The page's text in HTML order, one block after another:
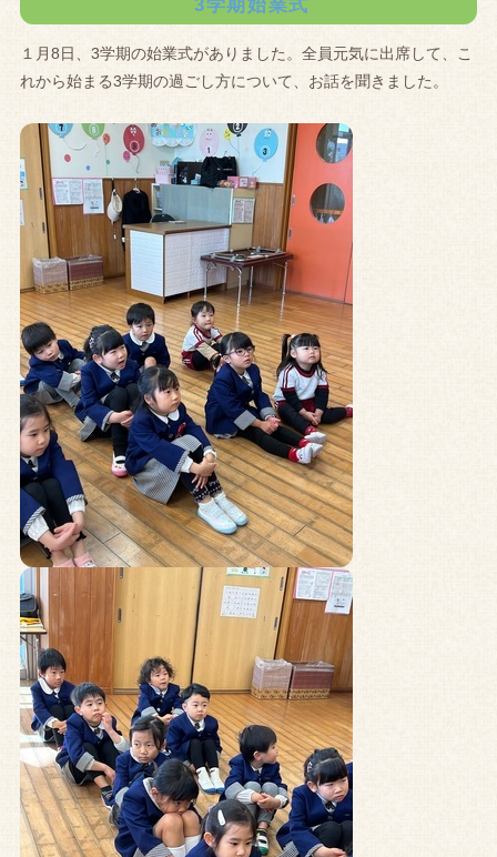
3学期始業式
１月8日、3学期の始業式がありました。全員元気に出席して、こ
れから始まる3学期の過ごし方について、お話を聞きました。